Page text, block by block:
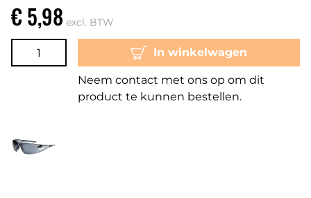
€ 5,98 excl. BTW
In winkelwagen
Neem contact met ons op om dit
product te kunnen bestellen.